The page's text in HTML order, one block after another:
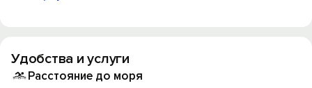
На территории частного домовладения предлагаем
Удобства и услуги
Расстояние до моря